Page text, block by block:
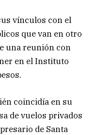
vínculos con el
que van en otro
una reunión con
en el Instituto
coincidía en su
de vuelos privados
de Santa